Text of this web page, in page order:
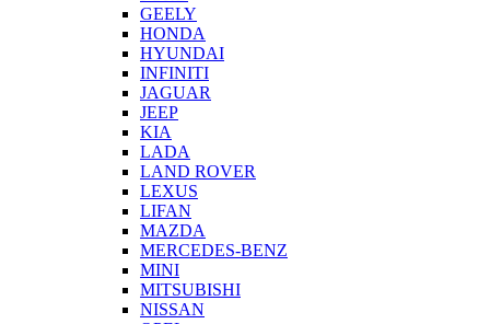
GEELY
HONDA
HYUNDAI
INFINITI
JAGUAR
JEEP
KIA
LADA
LAND ROVER
LEXUS
LIFAN
MAZDA
MERCEDES-BENZ
MINI
MITSUBISHI
NISSAN